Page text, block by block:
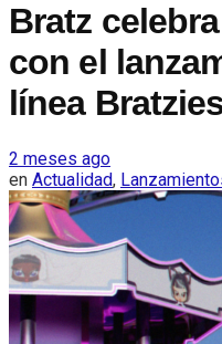
Bratz
con el
línea
2 meses ago
en Actualidad,